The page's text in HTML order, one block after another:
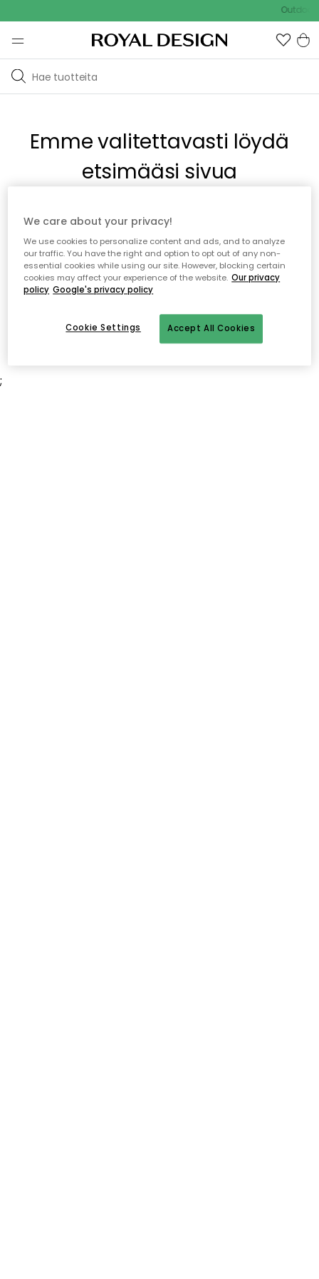
Outdoor
Emme valitettavasti löydä
etsimääsi sivua
Tämä voi johtua siitä, että sivua ei enää ole tai siitä, että se
on siirretty muualle. Pahoittelemme tästä mahdollisesti
aiheutunutta häiriötä. Voit kokeilla uudelleen yllä olevasta
valikosta tai siirtyä takaisin aloitussivustolle.
;
We care about your privacy!
We use cookies to personalize content and ads, and to analyze
our traffic. You have the right and option to opt out of any non-
essential cookies while using our site. However, blocking certain
cookies may affect your experience of the website. Our privacy
policy Google's privacy policy
Accept All Cookies
Cookie Settings